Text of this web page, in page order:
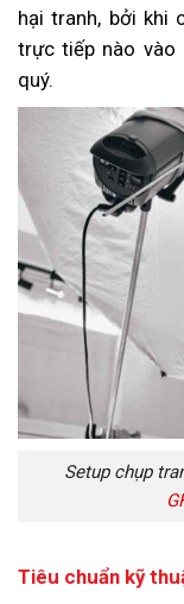
hại tranh, bởi khi
trực tiếp nào vào
quý.
Setup chụp
Tiêu chuẩn kỹ